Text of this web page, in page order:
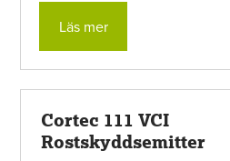
Läs mer
Cortec 111 VCI
Rostskyddsemitter